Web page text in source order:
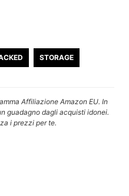
STORAGE
Affiliazione Amazon EU. In
guadagno dagli acquisti idonei.
i prezzi per te.